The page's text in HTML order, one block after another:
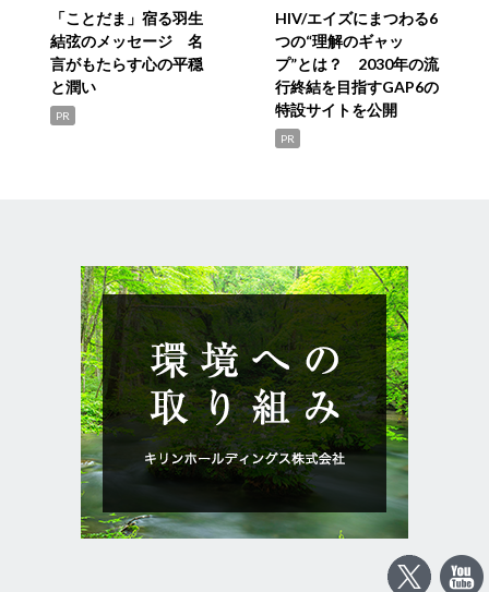
「ことだま」宿る羽生
結弦のメッセージ 名
言がもたらす心の平穏
と潤い
PR
HIV/エイズにまつわる6
つの“理解のギャッ
プ”とは？ 2030年の流
行終結を目指すGAP6の
特設サイトを公開
PR